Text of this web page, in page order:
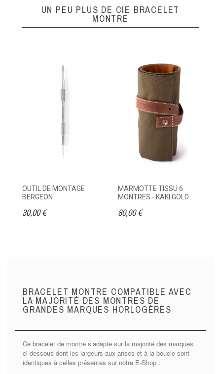
UN PEU PLUS DE CIE BRACELET
MONTRE
OUTIL DE MONTAGE
BERGEON
30,00 €
MARMOTTE TISSU 6
MONTRES - KAKI GOLD
80,00 €
BRACELET MONTRE COMPATIBLE AVEC
LA MAJORITÉ DES MONTRES DE
GRANDES MARQUES HORLOGÈRES
Ce bracelet de montre s’adapte sur la majorité des marques
ci-dessous dont les largeurs aux anses et à la boucle sont
identiques à celles présentes sur notre E-Shop :